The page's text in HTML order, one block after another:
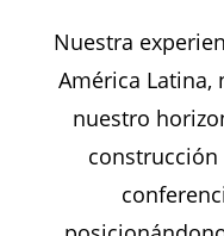
Nuestra
América
nuestro